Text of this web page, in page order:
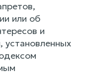
или об
и
установленных